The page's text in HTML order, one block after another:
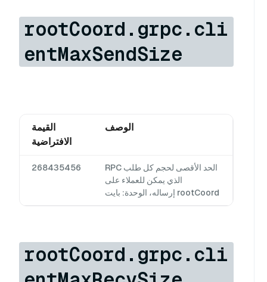
rootCoord.grpc.cli
entMaxSendSize
الوصف
القيمة
الافتراضية
الحد الأقصى لحجم كل طلب RPC
الذي يمكن للعملاء على
rootCoord إرساله، الوحدة: بايت
268435456
rootCoord.grpc.cli